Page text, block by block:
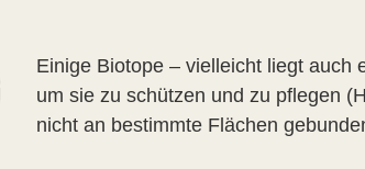
Einige Biotope – vielleicht liegt auch
um sie zu schützen und zu pflegen
nicht an bestimmte Flächen